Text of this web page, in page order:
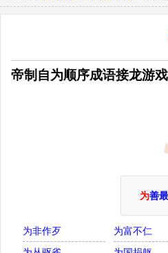
帝制自为顺序成语接龙游戏
为善
为非作歹 为富不仁